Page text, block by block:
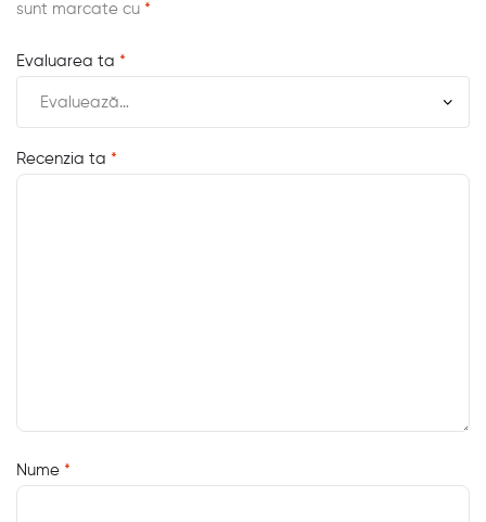
sunt marcate cu *
Evaluarea ta *
Recenzia ta *
Nume *